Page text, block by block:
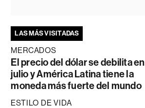
LAS MÁS VISITADAS
MERCADOS
El precio del dólar se debilita en
julio y América Latina tiene la
moneda más fuerte del mundo
ESTILO DE VIDA